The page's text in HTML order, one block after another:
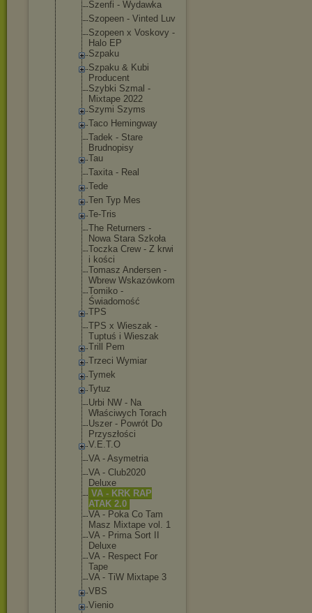
Szenfi - Wydawka
Szopeen - Vinted Luv
Szopeen x Voskovy -
Halo EP
Szpaku
Szpaku & Kubi
Producent
Szybki Szmal -
Mixtape 2022
Szymi Szyms
Taco Hemingway
Tadek - Stare
Brudnopisy
Tau
Taxita - Real
Tede
Ten Typ Mes
Te-Tris
The Returners -
Nowa Stara Szkoła
Toczka Crew - Z krwi
i kości
Tomasz Andersen -
Wbrew Wskazówkom
Tomiko -
Świadomość
TPS
TPS x Wieszak -
Tuptuś i Wieszak
Trill Pem
Trzeci Wymiar
Tymek
Tytuz
Urbi NW - Na
Właściwych Torach
Uszer - Powrót Do
Przyszłości
V.E.T.O
VA - Asymetria
VA - Club2020
Deluxe
VA - KRK RAP
ATAK 2.0
VA - Poka Co Tam
Masz Mixtape vol. 1
VA - Prima Sort II
Deluxe
VA - Respect For
Tape
VA - TiW Mixtape 3
VBS
Vienio